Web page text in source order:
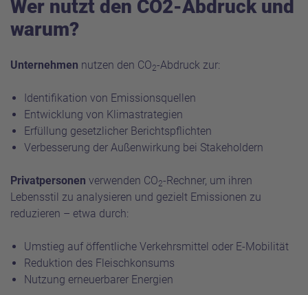
Wer nutzt den CO2-Abdruck und
warum?
Unternehmen nutzen den CO2-Abdruck zur:
Identifikation von Emissionsquellen
Entwicklung von Klimastrategien
Erfüllung gesetzlicher Berichtspflichten
Verbesserung der Außenwirkung bei Stakeholdern
Privatpersonen verwenden CO2-Rechner, um ihren
Lebensstil zu analysieren und gezielt Emissionen zu
reduzieren – etwa durch:
Umstieg auf öffentliche Verkehrsmittel oder E-Mobilität
Reduktion des Fleischkonsums
Nutzung erneuerbarer Energien